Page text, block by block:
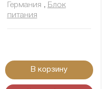
Германия , Блок
питания
В корзину